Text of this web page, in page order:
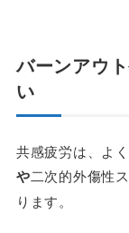
バーンアウ
い
共感疲労は、よ
や二次的外傷性
ります。